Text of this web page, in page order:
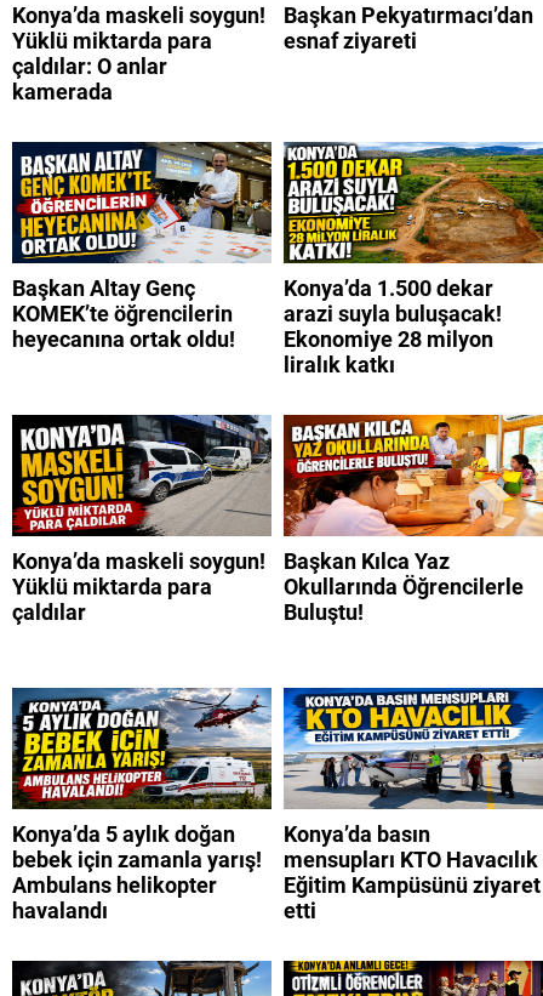
Konya’da maskeli soygun!
Yüklü miktarda para
çaldılar: O anlar
kamerada
Başkan Pekyatırmacı’dan
esnaf ziyareti
Başkan Altay Genç
KOMEK’te öğrencilerin
heyecanına ortak oldu!
Konya’da 1.500 dekar
arazi suyla buluşacak!
Ekonomiye 28 milyon
liralık katkı
Konya’da maskeli soygun!
Yüklü miktarda para
çaldılar
Başkan Kılca Yaz
Okullarında Öğrencilerle
Buluştu!
Konya’da 5 aylık doğan
bebek için zamanla yarış!
Ambulans helikopter
havalandı
Konya’da basın
mensupları KTO Havacılık
Eğitim Kampüsünü ziyaret
etti